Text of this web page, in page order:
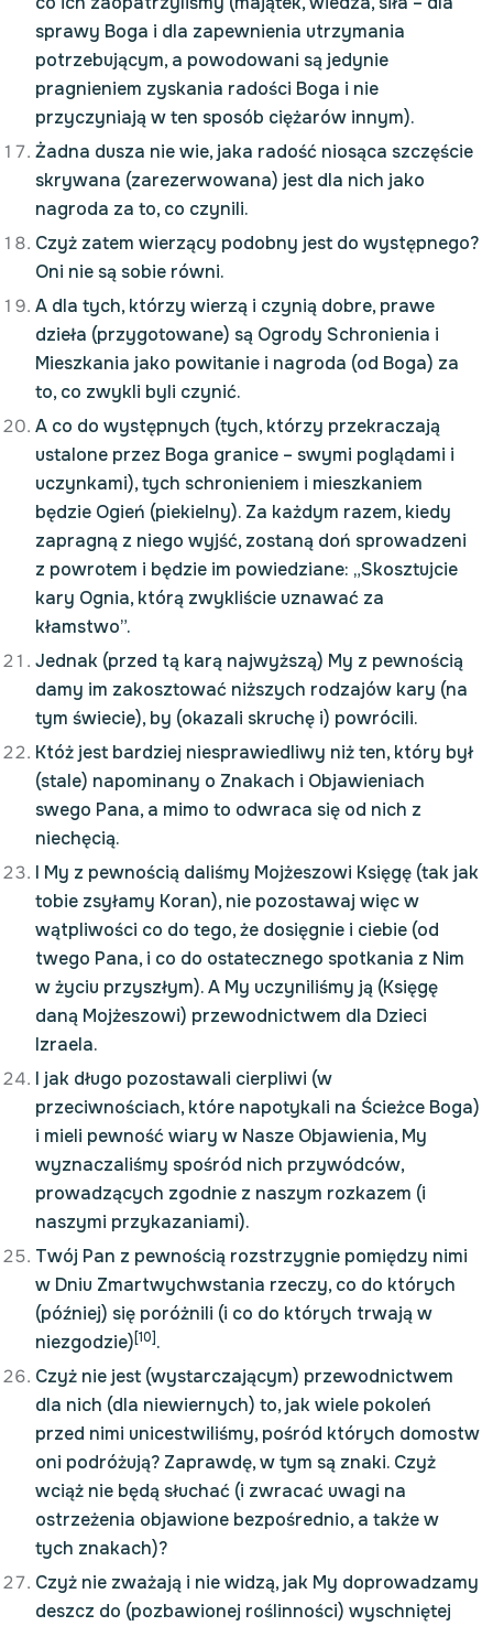
sprawy Boga i dla zapewnienia utrzymania
potrzebującym, a powodowani są jedynie
pragnieniem zyskania radości Boga i nie
przyczyniają w ten sposób ciężarów innym).
Żadna dusza nie wie, jaka radość niosąca szczęście
skrywana (zarezerwowana) jest dla nich jako
nagroda za to, co czynili.
Czyż zatem wierzący podobny jest do występnego?
Oni nie są sobie równi.
A dla tych, którzy wierzą i czynią dobre, prawe
dzieła (przygotowane) są Ogrody Schronienia i
Mieszkania jako powitanie i nagroda (od Boga) za
to, co zwykli byli czynić.
A co do występnych (tych, którzy przekraczają
ustalone przez Boga granice – swymi poglądami i
uczynkami), tych schronieniem i mieszkaniem
będzie Ogień (piekielny). Za każdym razem, kiedy
zapragną z niego wyjść, zostaną doń sprowadzeni
z powrotem i będzie im powiedziane: „Skosztujcie
kary Ognia, którą zwykliście uznawać za
kłamstwo”.
Jednak (przed tą karą najwyższą) My z pewnością
damy im zakosztować niższych rodzajów kary (na
tym świecie), by (okazali skruchę i) powrócili.
Któż jest bardziej niesprawiedliwy niż ten, który był
(stale) napominany o Znakach i Objawieniach
swego Pana, a mimo to odwraca się od nich z
niechęcią.
I My z pewnością daliśmy Mojżeszowi Księgę (tak jak
tobie zsyłamy Koran), nie pozostawaj więc w
wątpliwości co do tego, że dosięgnie i ciebie (od
twego Pana, i co do ostatecznego spotkania z Nim
w życiu przyszłym). A My uczyniliśmy ją (Księgę
daną Mojżeszowi) przewodnictwem dla Dzieci
Izraela.
I jak długo pozostawali cierpliwi (w
przeciwnościach, które napotykali na Ścieżce Boga)
i mieli pewność wiary w Nasze Objawienia, My
wyznaczaliśmy spośród nich przywódców,
prowadzących zgodnie z naszym rozkazem (i
naszymi przykazaniami).
Twój Pan z pewnością rozstrzygnie pomiędzy nimi
w Dniu Zmartwychwstania rzeczy, co do których
(później) się poróżnili (i co do których trwają w
niezgodzie)[10].
Czyż nie jest (wystarczającym) przewodnictwem
dla nich (dla niewiernych) to, jak wiele pokoleń
przed nimi unicestwiliśmy, pośród których domostw
oni podróżują? Zaprawdę, w tym są znaki. Czyż
wciąż nie będą słuchać (i zwracać uwagi na
ostrzeżenia objawione bezpośrednio, a także w
tych znakach)?
Czyż nie zważają i nie widzą, jak My doprowadzamy
deszcz do (pozbawionej roślinności) wyschniętej